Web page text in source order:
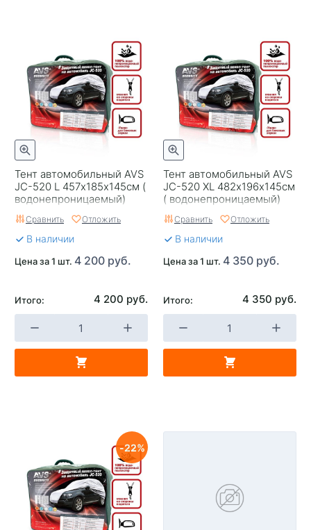
Тент автомобильный AVS
JC-520 L 457х185х145см (
водонепроницаемый)
Сравнить Отложить
В наличии
Цена за 1 шт. 4 200 руб.
Итого: 4 200 руб.
Тент автомобильный AVS
JC-520 XL 482х196х145см
( водонепроницаемый)
Сравнить Отложить
В наличии
Цена за 1 шт. 4 350 руб.
Итого: 4 350 руб.
22